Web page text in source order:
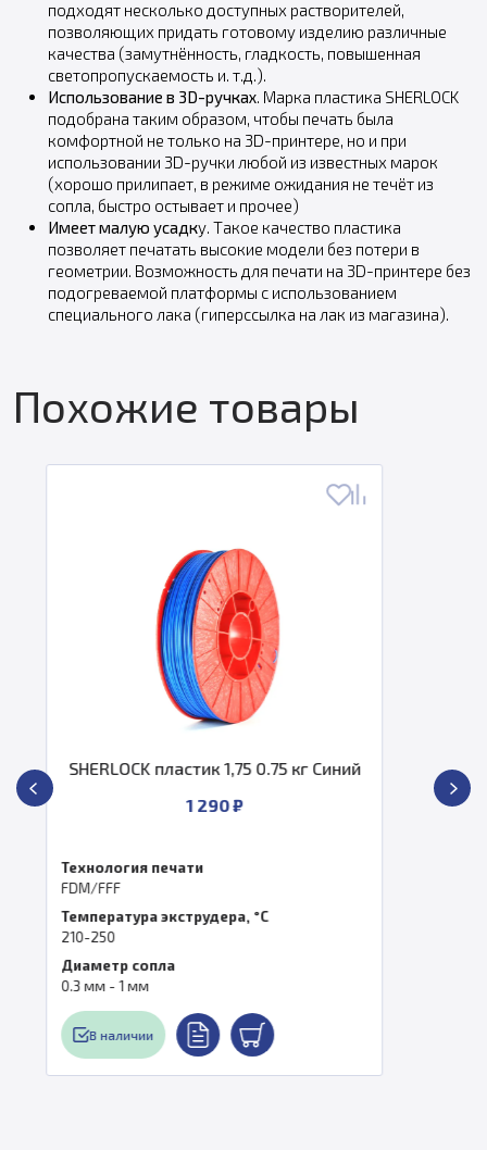
подходят несколько доступных растворителей,
позволяющих придать готовому изделию различные
качества (замутнённость, гладкость, повышенная
светопропускаемость и. т.д.).
Использование в 3D-ручках. Марка пластика SHERLOCK
подобрана таким образом, чтобы печать была
комфортной не только на 3D-принтере, но и при
использовании 3D-ручки любой из известных марок
(хорошо прилипает, в режиме ожидания не течёт из
сопла, быстро остывает и прочее)
Имеет малую усадку. Такое качество пластика
позволяет печатать высокие модели без потери в
геометрии. Возможность для печати на 3D-принтере без
подогреваемой платформы с использованием
специального лака (гиперссылка на лак из магазина).
Похожие товары
1,75 0.75 кг Синий
1 290 ₽
°C